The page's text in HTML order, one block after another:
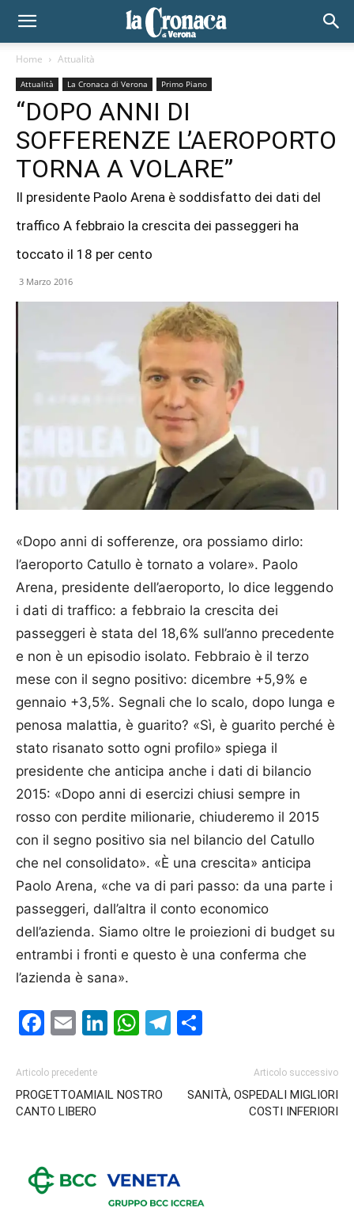
Home Attualità
Attualità La Cronaca di Verona Primo Piano
“DOPO ANNI DI
SOFFERENZE L’AEROPORTO
TORNA A VOLARE”
Il presidente Paolo Arena è soddisfatto dei dati del
traffico A febbraio la crescita dei passeggeri ha
toccato il 18 per cento
3 Marzo 2016
«Dopo anni di sofferenze, ora possiamo dirlo:
l’aeroporto Catullo è tornato a volare». Paolo
Arena, presidente dell’aeroporto, lo dice leggendo
i dati di traffico: a febbraio la crescita dei
passeggeri è stata del 18,6% sull’anno precedente
e non è un episodio isolato. Febbraio è il terzo
mese con il segno positivo: dicembre +5,9% e
gennaio +3,5%. Segnali che lo scalo, dopo lunga e
penosa malattia, è guarito? «Sì, è guarito perché è
stato risanato sotto ogni profilo» spiega il
presidente che anticipa anche i dati di bilancio
2015: «Dopo anni di esercizi chiusi sempre in
rosso con perdite milionarie, chiuderemo il 2015
con il segno positivo sia nel bilancio del Catullo
che nel consolidato». «È una crescita» anticipa
Paolo Arena, «che va di pari passo: da una parte i
passeggeri, dall’altra il conto economico
dell’azienda. Siamo oltre le proiezioni di budget su
entrambi i fronti e questo è una conferma che
l’azienda è sana».
Facebook
EmailLinkedIn
WhatsApp
Telegram
Articolo precedente
PROGETTOAMIAIL NOSTRO
CANTO LIBERO
Articolo successivo
SANITÀ, OSPEDALI MIGLIORI
COSTI INFERIORI